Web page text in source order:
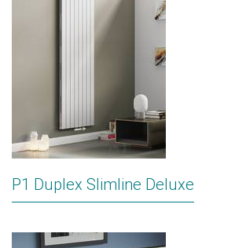
P1 Duplex Slimline Deluxe